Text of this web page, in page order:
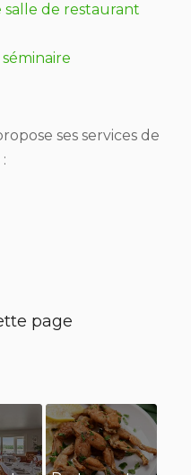
salle de restaurant
ses services de